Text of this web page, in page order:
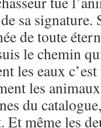
sa signature.
de toute
le chemin
les eaux
les
du
même les